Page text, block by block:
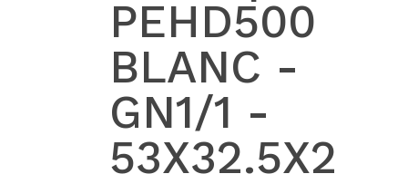
PEHD500
BLANC -
GN1/1 -
53X32.5X2